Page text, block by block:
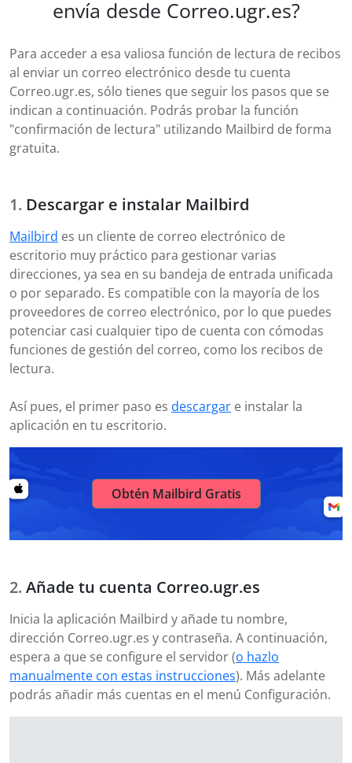
envía desde Correo.ugr.es?
Para acceder a esa valiosa función de lectura de recibos
al enviar un correo electrónico desde tu cuenta
Correo.ugr.es, sólo tienes que seguir los pasos que se
indican a continuación. Podrás probar la función
"confirmación de lectura" utilizando Mailbird de forma
gratuita.
Descargar e instalar Mailbird
Mailbird es un cliente de correo electrónico de
escritorio muy práctico para gestionar varias
direcciones, ya sea en su bandeja de entrada unificada
o por separado. Es compatible con la mayoría de los
proveedores de correo electrónico, por lo que puedes
potenciar casi cualquier tipo de cuenta con cómodas
funciones de gestión del correo, como los recibos de
lectura.
Así pues, el primer paso es descargar e instalar la
aplicación en tu escritorio.
Obtén Mailbird Gratis
Añade tu cuenta Correo.ugr.es
Inicia la aplicación Mailbird y añade tu nombre,
dirección Correo.ugr.es y contraseña. A continuación,
espera a que se configure el servidor (o hazlo
manualmente con estas instrucciones). Más adelante
podrás añadir más cuentas en el menú Configuración.